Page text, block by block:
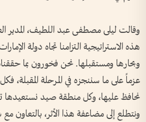
وقالت ليلى مصطفى عبد اللطيف، المدير
هذه الاستراتيجية التزامنا تجاه دولة
وبحارها ومستقبلها. نحن فخورون بما
عزماً على ما سننجزه في المرحلة المقبلة،
نحافظ عليها، وكل منطقة صيد
ونتطلع إلى مضاعفة هذا الأثر، بالتعاون مع